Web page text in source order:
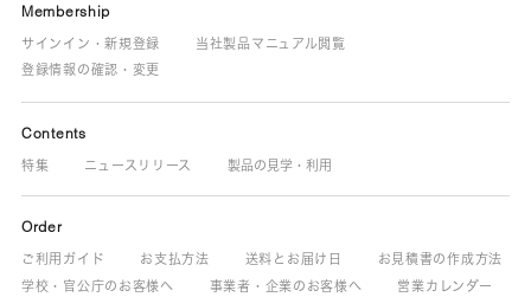
Membership
サインイン・新規登録
当社製品マニュアル閲覧
登録情報の確認・変更
Contents
特集 ニュースリリース 製品の見学・利用
Order
ご利用ガイド お支払方法 送料とお届け日
お見積書の作成方法
学校・官公庁のお客様へ
事業者・企業のお客様へ 営業カレンダー